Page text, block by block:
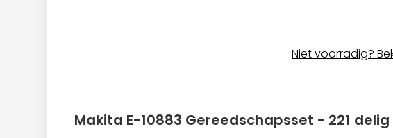
Niet voorradig?
Makita E-10883 Gereedschapsset - 221 delig